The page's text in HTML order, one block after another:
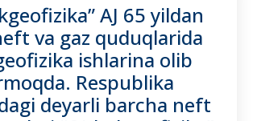
AJ 65 yildan
va gaz quduqlarida
ishlarina olib
Respublika
deyarli barcha neft